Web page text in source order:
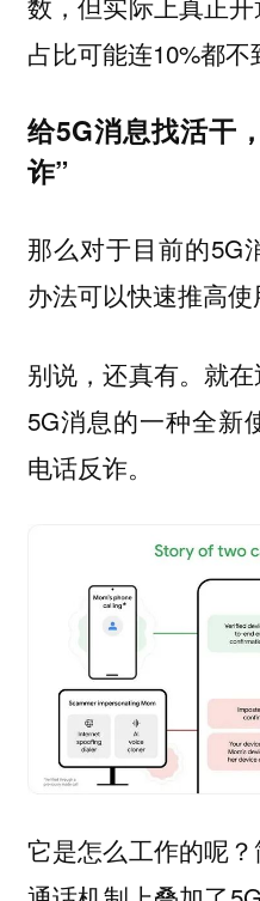
占比可能连10%都不
给5G消息找活干
诈”
那么对于目前的5G
办法可以快速推高使
别说，还真有。就
5G消息的一种全新
电话反诈。
它是怎么工作的呢